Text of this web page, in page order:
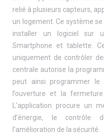
relié à plusieurs capteurs,
un logement. Ce système
installer un logiciel sur
Smartphone et tablette.
uniquement de contrôler
centrale autorise la
peut ainsi programmer le
l’ouverture et la
L’application procure un
d’énergie, le contrôle
l’amélioration de la sécurité.